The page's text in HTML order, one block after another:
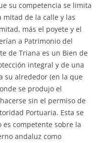
su competencia se limita
de la calle y las
más el poyete y el
a Patrimonio del
de Triana es un Bien de
integral y de una
su alrededor (en la que
se produjo el
sin el permiso de
Portuaria. Esta se
competente sobre la
andaluz como